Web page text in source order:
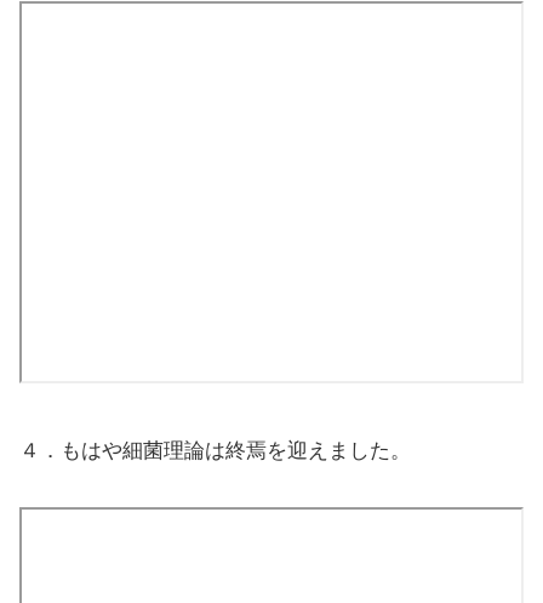
４．もはや細菌理論は終焉を迎えました。